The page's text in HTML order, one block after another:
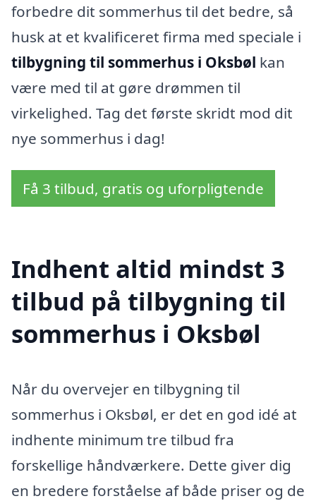
forbedre dit sommerhus til det bedre, så
husk at et kvalificeret firma med speciale i
tilbygning til sommerhus i Oksbøl kan
være med til at gøre drømmen til
virkelighed. Tag det første skridt mod dit
nye sommerhus i dag!
Få 3 tilbud, gratis og uforpligtende
Indhent altid mindst 3
tilbud på tilbygning til
sommerhus i Oksbøl
Når du overvejer en tilbygning til
sommerhus i Oksbøl, er det en god idé at
indhente minimum tre tilbud fra
forskellige håndværkere. Dette giver dig
en bredere forståelse af både priser og de